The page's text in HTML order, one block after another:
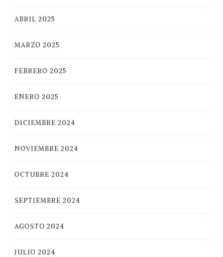
ABRIL 2025
MARZO 2025
FEBRERO 2025
ENERO 2025
DICIEMBRE 2024
NOVIEMBRE 2024
OCTUBRE 2024
SEPTIEMBRE 2024
AGOSTO 2024
JULIO 2024